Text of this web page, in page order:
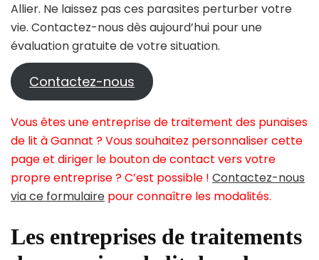
Allier. Ne laissez pas ces parasites perturber votre
vie. Contactez-nous dès aujourd’hui pour une
évaluation gratuite de votre situation.
Contactez-nous
Vous êtes une entreprise de traitement des punaises
de lit à Gannat ? Vous souhaitez personnaliser cette
page et diriger le bouton de contact vers votre
propre entreprise ? C’est possible ! Contactez-nous
via ce formulaire pour connaître les modalités.
Les entreprises de traitements